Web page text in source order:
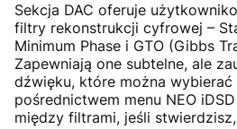
Sekcja DAC oferuje
filtry rekonstrukcji cyfrowej –
Minimum Phase i GTO (Gibbs
Zapewniają one subtelne, ale
dźwięku, które można wybierać
pośrednictwem menu NEO
między filtrami, jeśli